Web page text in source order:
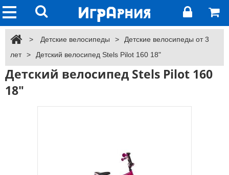
> Детские велосипеды >
Детские велосипеды от 3
лет
> Детский велосипед Stels Pilot 160 18"
Детский велосипед Stels Pilot 160
18"